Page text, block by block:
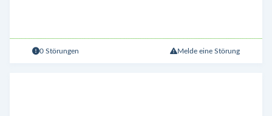
0 Störungen Melde eine Störung